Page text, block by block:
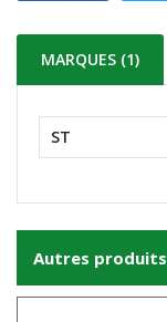
MARQUES (1)
ST
Autres produits